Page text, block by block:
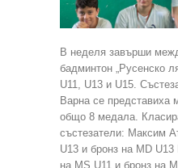
В неделя завърши
бадминтон „Русенско
U11, U13 и U15.
Варна се представиха
общо 8 медала.
състезатели: Максим
U13 и бронз на MD
на MS U11 и бронз на